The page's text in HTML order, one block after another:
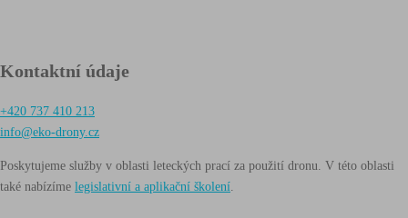
Kontaktní údaje
+420 737 410 213
info@eko-drony.cz
Poskytujeme služby v oblasti leteckých prací za použití dronu. V této oblasti
také nabízíme legislativní a aplikační školení.